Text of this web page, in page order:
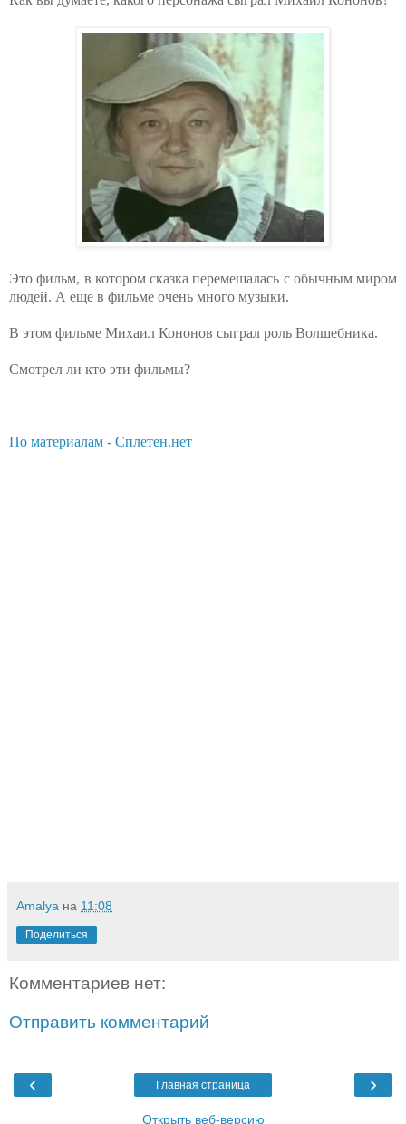
Это фильм, в котором сказка перемешалась с обычным миром
людей. А еще в фильме очень много музыки.
В этом фильме Михаил Кононов сыграл роль Волшебника.
Смотрел ли кто эти фильмы?
По материалам - Сплетен.нет
Amalya на 11:08
Поделиться
Комментариев нет:
Отправить комментарий
‹ ›
Главная страница
Открыть веб-версию